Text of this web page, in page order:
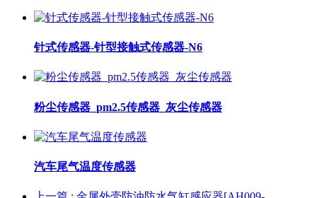
针式传感器-针型接触式传感器-N6
粉尘传感器_pm2.5传感器_灰尘传感器
汽车尾气温度传感器